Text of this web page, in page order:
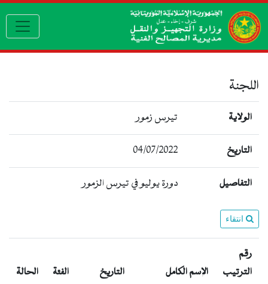
اللجنة
الولاية تيرس زمور
التاريخ 04/07/2022
التفاصيل دورة يوليو في تيرس الزمور
انتقاء
رقم
الترتيب
الإسم الكامل التاريخ الفئة الحالة